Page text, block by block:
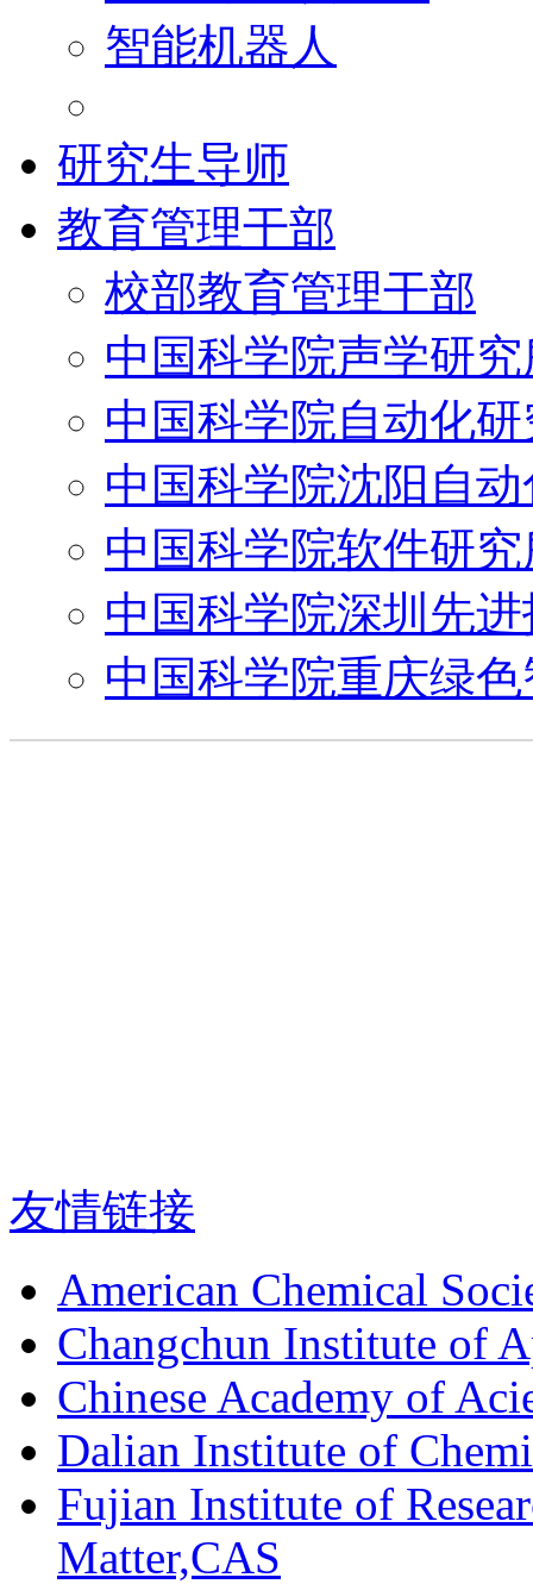
智能机器人
研究生导师
教育管理干部
校部教育管理干部
中国科学院声学研
中国科学院自动化
中国科学院沈阳自
中国科学院软件研
中国科学院深圳先
中国科学院重庆绿
友情链接
American Chemical
Changchun Institute of
Chinese Academy of
Dalian Institute of
Fujian Institute of
Matter,CAS